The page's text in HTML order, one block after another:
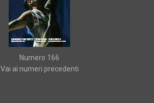
Numero 166
Vai ai numeri precedenti